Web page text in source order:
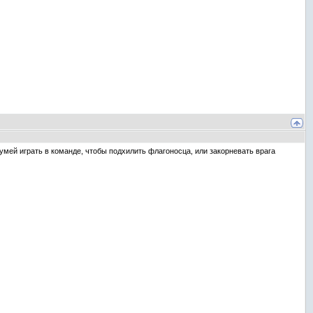
играть в команде, чтобы подхилить флагоносца, или закорневать врага